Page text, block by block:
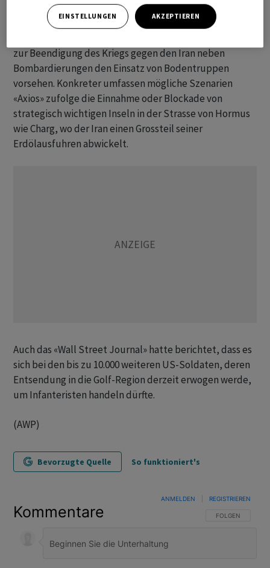
Auch das Portal «Axios» hatte vor wenigen Tagen von
zur Beendigung des Kriegs gegen den Iran neben
Bombardierungen den Einsatz von Bodentruppen
vorsehen. Konkreter umfassen mögliche Szenarien
«Axios» zufolge die Einnahme oder Blockade von
strategisch wichtigen Inseln in der Strasse von Hormus
wie Charg, wo der Iran einen Grossteil seiner
Erdölausfuhren abwickelt.
Auch das «Wall Street Journal» hatte berichtet, dass es
sich bei den bis zu 10.000 weiteren US-Soldaten, deren
Entsendung in die Golf-Region derzeit erwogen werde,
um Infanteristen handeln dürfte.
(AWP)
Bevorzugte Quelle So funktioniert's
Kommentare FOLGE DIESER
FOLGEN
ANMELDEN REGISTRIEREN
EINSTELLUNGEN AKZEPTIEREN